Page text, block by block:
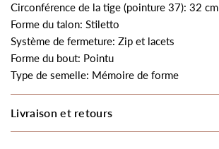
Circonférence de la tige (pointure 37): 32 cm
Forme du talon: Stiletto
Système de fermeture: Zip et lacets
Forme du bout: Pointu
Type de semelle: Mémoire de forme
Livraison et retours